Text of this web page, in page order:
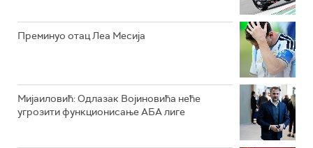
Преминуо отац Леа Месија
Мијаиловић: Одлазак Војиновића неће
угрозити функционисање АБА лиге